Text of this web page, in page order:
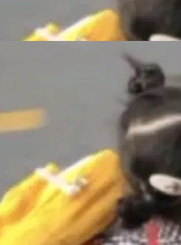
成的脚本的功能</
style="color:#000000...
，MLC-SLM）T
心语音算法团队以
自动语音识别系统
实力。 本届赛事
关键技术挑战，
的1...
源 Qwen3.
家族迄今最强大
首个 Max 规模
展至 2.4 万亿，
文Tokens，在编
等方面实现了全
战性的问题，还能
，输出值得信赖的
问 AI 平台获得 Q
万 Tok...
体声的 2K 视频。
了篇文章出来，
。 去年国内的视
Pika 的参数，今
都摆上台面了。一
。 H3 由三个模块
模态指令理解和编
是核心生成模
API上线超
式版 API 开启公
上线 DeepSeek-V
V4-Flash-0731）
。 DeepSeek-V4-
作，智能体能力
体更新内容如下：